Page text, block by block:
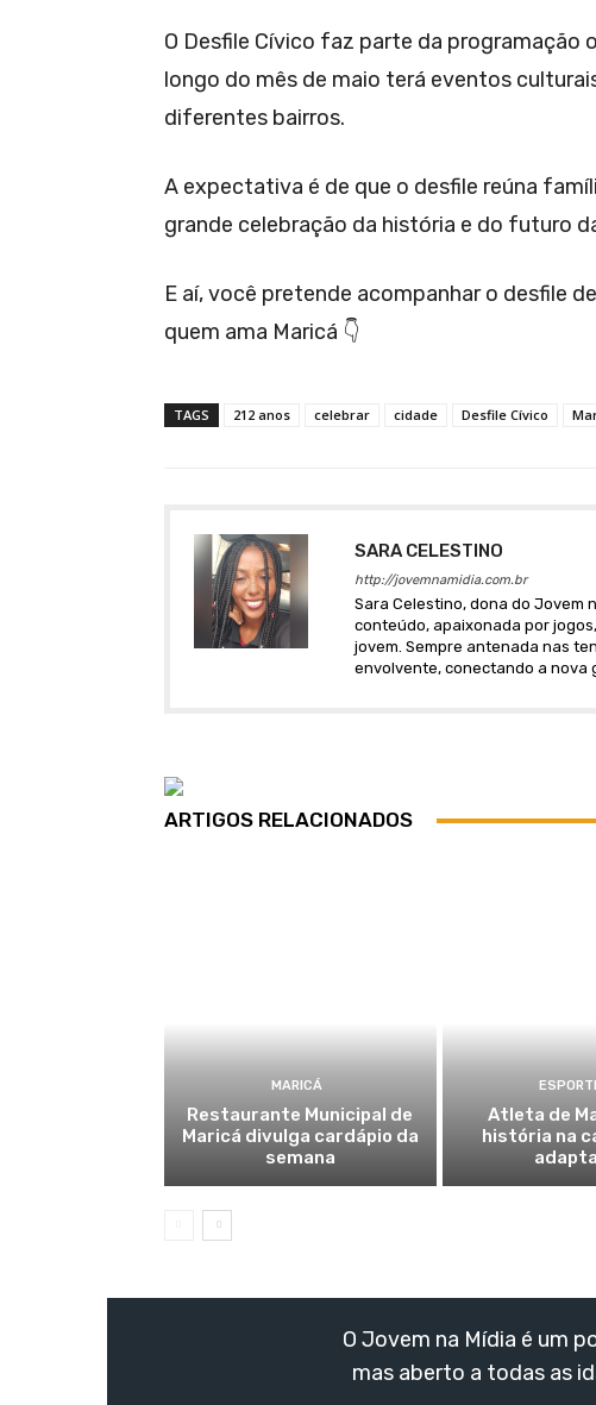
O Desfile Cívico faz parte da programação
longo do mês de maio terá eventos
diferentes bairros.
A expectativa é de que o desfile reúna
grande celebração da história e do futuro
E aí, você pretende acompanhar o desfile
quem ama Maricá 👇
TAGS 212 anos celebrar cidade Desfile Cívico
SARA CELESTINO
http://jovemnamidia.com.br
Sara Celestino, dona do Jovem
conteúdo, apaixonada por
jovem. Sempre antenada nas
envolvente, conectando a nova
ARTIGOS RELACIONADOS
MARICÁ
Restaurante Municipal de
Maricá divulga cardápio da
semana
Atleta de
história na
O Jovem na Mídia é um
mas aberto a todas as